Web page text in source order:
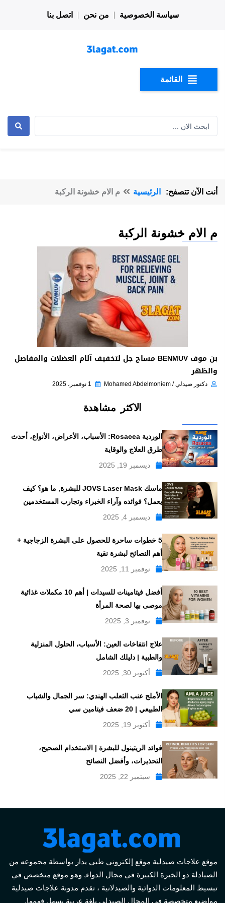
سياسة الخصوصية من نحن اتصل بنا
القائمة
أنت الآن تتصفح: الرئيسية م الام خشونة الركبة
م الام خشونة الركبة
بن موف BENMUV مساج جل لتخفيف آلام العضلات والمفاصل
والظهر
دكتور صيدلي / Mohamed Abdelmoniem 1 نوفمبر، 2025
الاكثر مشاهدة
الوردية Rosacea: الأسباب، الأعراض، الأنواع، أحدث
طرق العلاج والوقاية
ديسمبر 19, 2025
ماسك JOVS Laser Mask للبشرة, ما هو؟ كيف
يعمل؟ فوائده وآراء الخبراء وتجارب المستخدمين
ديسمبر 4, 2025
5 خطوات ساحرة للحصول على البشرة الزجاجية +
أهم النصائح لبشرة نقية
نوفمبر 11, 2025
أفضل فيتامينات للسيدات | أهم 10 مكملات غذائية
موصى بها لصحة المرأة
نوفمبر 3, 2025
علاج انتفاخات العين: الأسباب، الحلول المنزلية
والطبية | دليلك الشامل
أكتوبر 30, 2025
الأملج عنب الثعلب الهندي: سر الجمال والشباب
الطبيعي | 20 ضعف فيتامين سي
أكتوبر 19, 2025
فوائد الريتينول للبشرة | الاستخدام الصحيح،
التحذيرات، وأفضل النصائح
سبتمبر 22, 2025
موقع علاجات صيدلية موقع إلكتروني طبي يدار بواسطة مجموعه من
الصيادلة ذو الخبرة الكبيرة في مجال الدواء, وهو موقع متخصص في
تبسيط المعلومات الدوائية والصيدلانية ، تقدم مدونة علاجات صيدلية
مواضيع متخصصة في المجال الصيدلي بلغة عربية يسهل فهمها.